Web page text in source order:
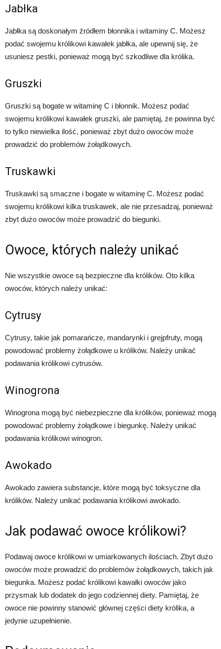
Jabłka
Jabłka są doskonałym źródłem błonnika i witaminy C. Możesz
podać swojemu królikowi kawałek jabłka, ale upewnij się, że
usuniesz pestki, ponieważ mogą być szkodliwe dla królika.
Gruszki
Gruszki są bogate w witaminę C i błonnik. Możesz podać
swojemu królikowi kawałek gruszki, ale pamiętaj, że powinna być
to tylko niewielka ilość, ponieważ zbyt dużo owoców może
prowadzić do problemów żołądkowych.
Truskawki
Truskawki są smaczne i bogate w witaminę C. Możesz podać
swojemu królikowi kilka truskawek, ale nie przesadzaj, ponieważ
zbyt dużo owoców może prowadzić do biegunki.
Owoce, których należy unikać
Nie wszystkie owoce są bezpieczne dla królików. Oto kilka
owoców, których należy unikać:
Cytrusy
Cytrusy, takie jak pomarańcze, mandarynki i grejpfruty, mogą
powodować problemy żołądkowe u królików. Należy unikać
podawania królikowi cytrusów.
Winogrona
Winogrona mogą być niebezpieczne dla królików, ponieważ mogą
powodować problemy żołądkowe i biegunkę. Należy unikać
podawania królikowi winogron.
Awokado
Awokado zawiera substancje, które mogą być toksyczne dla
królików. Należy unikać podawania królikowi awokado.
Jak podawać owoce królikowi?
Podawaj owoce królikowi w umiarkowanych ilościach. Zbyt dużo
owoców może prowadzić do problemów żołądkowych, takich jak
biegunka. Możesz podać królikowi kawałki owoców jako
przysmak lub dodatek do jego codziennej diety. Pamiętaj, że
owoce nie powinny stanowić głównej części diety królika, a
jedynie uzupełnienie.